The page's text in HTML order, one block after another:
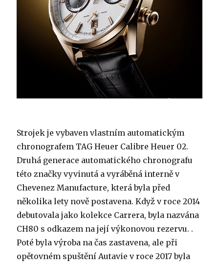
Strojek je vybaven vlastním automatickým
chronografem TAG Heuer Calibre Heuer 02.
Druhá generace automatického chronografu
této značky vyvinutá a vyráběná interně v
Chevenez Manufacture, která byla před
několika lety nově postavena. Když v roce 2014
debutovala jako kolekce Carrera, byla nazvána
CH80 s odkazem na její výkonovou rezervu. .
Poté byla výroba na čas zastavena, ale při
opětovném spuštění Autavie v roce 2017 byla